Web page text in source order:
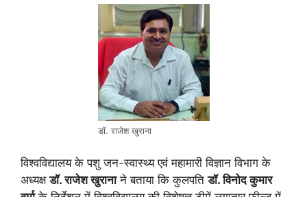
डॉ. राजेश खुराना
विश्वविद्यालय के पशु जन-स्वास्थ्य एवं महामारी विज्ञान विभाग के
अध्यक्षडॉ. राजेश खुरानाने बताया कि कुलपतिडॉ. विनोद कुमार